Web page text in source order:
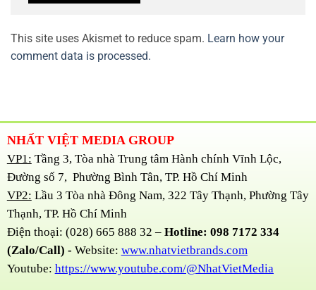
This site uses Akismet to reduce spam. Learn how your
comment data is processed.
NHẤT VIỆT MEDIA GROUP
VP1: Tầng 3, Tòa nhà Trung tâm Hành chính Vĩnh Lộc,
Đường số 7, Phường Bình Tân, TP. Hồ Chí Minh
VP2: Lầu 3 Tòa nhà Đông Nam, 322 Tây Thạnh, Phường Tây
Thạnh, TP. Hồ Chí Minh
Điện thoại: (028) 665 888 32 – Hotline: 098 7172 334
(Zalo/Call) - Website: www.nhatvietbrands.com
Youtube: https://www.youtube.com/@NhatVietMedia